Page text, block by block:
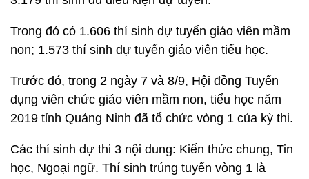
Trong đó có 1.606 thí sinh dự tuyển giáo viên mầm
non; 1.573 thí sinh dự tuyển giáo viên tiểu học.
Trước đó, trong 2 ngày 7 và 8/9, Hội đồng Tuyển
dụng viên chức giáo viên mầm non, tiểu học năm
2019 tỉnh Quảng Ninh đã tổ chức vòng 1 của kỳ thi.
Các thí sinh dự thi 3 nội dung: Kiến thức chung, Tin
học, Ngoại ngữ. Thí sinh trúng tuyển vòng 1 là